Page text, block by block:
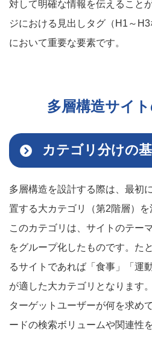
対して明確な情報を伝えること
ジにおける見出しタグ（H1～
において重要な要素です。
多層構造サイ
カテゴリ分けの
多層構造を設計する際は、最初
置する大カテゴリ（第2階層）を
このカテゴリは、サイトのテー
をグループ化したものです。た
るサイトであれば「食事」「運
が適した大カテゴリとなります
ターゲットユーザーが何を求め
ードの検索ボリュームや関連性